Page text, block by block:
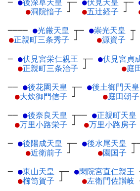
─ ●後深草天皇 ┬
●洞院愔子 ┘
─ ●伏見天皇 ┬
●五辻経子 ┘
─
──── ●光厳天皇 ┬
●正親町三条秀子 ┘
─ ●崇光天皇 ┬
●源資子 ┘
─ ●伏見宮栄仁親王 ┬
●正親町三条治子 ┘
─ ●伏見宮貞
●庭
── ●後花園天皇 ┬
●大炊御門信子 ┘
─ ●後土御門天皇
●庭田朝子
── ●後奈良天皇 ┬
●万里小路栄子 ┘
── ●正親町天皇
●万里小路房子
─ ●後陽成天皇 ┬
●近衛前子 ┘
─ ●後水尾天皇 ┬
●園国子 ┘
─ ●東山天皇 ┬
●櫛笥賀子 ┘
─ ●閑院宮直仁親王
●左衛門佐讃岐